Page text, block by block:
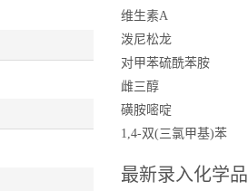
维生素A
泼尼松龙
对甲苯硫酰苯胺
雌三醇
磺胺嘧啶
1,4-双(三氯甲基)苯
最新录入化学品